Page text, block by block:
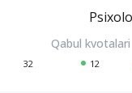
32 12